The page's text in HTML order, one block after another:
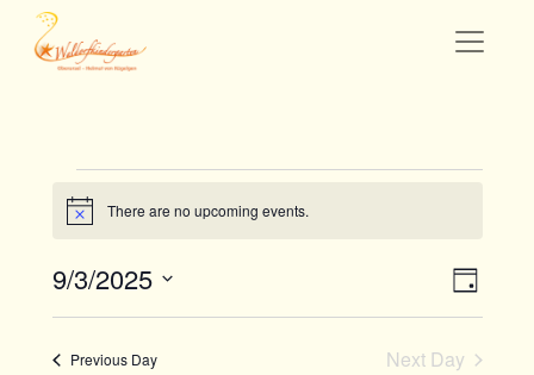
Events
for
September
3,
2025
Notice There are no upcoming events.
Views
Day
9/3/2025
Select
Previous Day Next Day